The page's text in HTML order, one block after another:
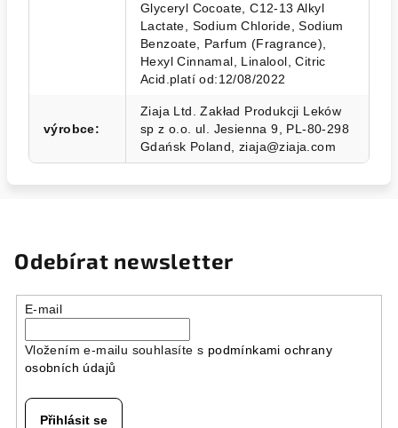
Glyceryl Cocoate, C12-13 Alkyl
Lactate, Sodium Chloride, Sodium
Benzoate, Parfum (Fragrance),
Hexyl Cinnamal, Linalool, Citric
Acid.platí od:12/08/2022
výrobce:
Ziaja Ltd. Zakład Produkcji Leków
sp z o.o. ul. Jesienna 9, PL-80-298
Gdańsk Poland, ziaja@ziaja.com
Odebírat newsletter
E-mail
Vložením e-mailu souhlasíte s podmínkami ochrany
osobních údajů
Přihlásit se